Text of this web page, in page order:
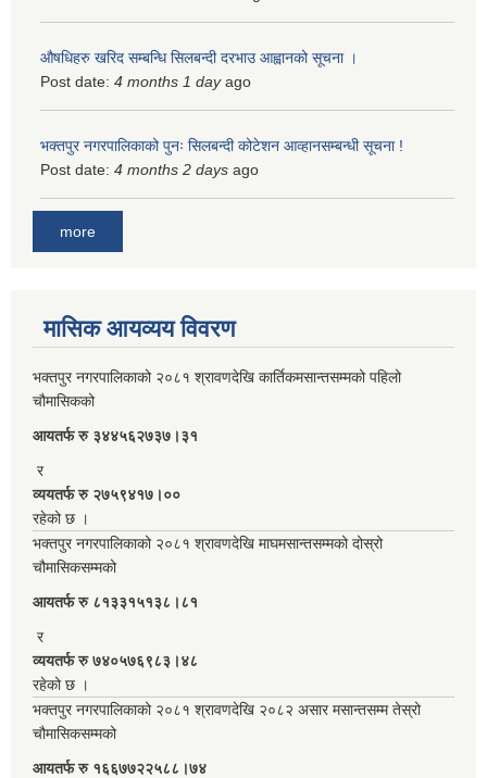
औषधिहरु खरिद सम्बन्धि सिलबन्दी दरभाउ आह्वानको सूचना ।
Post date: 4 months 1 dayago
भक्तपुर नगरपालिकाको पुनः सिलबन्दी कोटेशन आव्हानसम्बन्धी सूचना !
Post date: 4 months 2 days ago
more
मासिक आयव्यय विवरण
भक्तपुर नगरपालिकाको २०८१ श्रावणदेखि कार्तिकमसान्तसम्मको पहिलो
चौमासिकको
आयतर्फ रु‌ ३४४५६२७३७।३१
र
व्ययतर्फ रु २७५९४१७।००
रहेको छ ।
भक्तपुर नगरपालिकाको २०८१ श्रावणदेखि माघमसान्तसम्मको दोस्रो
चौमासिकसम्मको
आयतर्फ रु‌ ८१३३१५१३८।८१
र
व्ययतर्फ रु ७४०५७६९८३।४८
रहेको छ ।
भक्तपुर नगरपालिकाको २०८१ श्रावणदेखि २०८२ असार मसान्तसम्म तेस्रो
चौमासिकसम्मको
आयतर्फ रु‌ १६६७७२२५८८।७४